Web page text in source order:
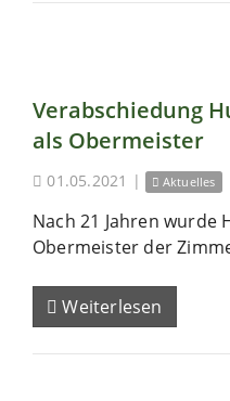
Verabschiedung
als Obermeister
01.05.2021 | Aktuelles
Nach 21 Jahren wurde
Obermeister der
Weiterlesen